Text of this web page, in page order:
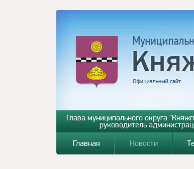
Глава муниципального округа
руководитель
Главная Новости